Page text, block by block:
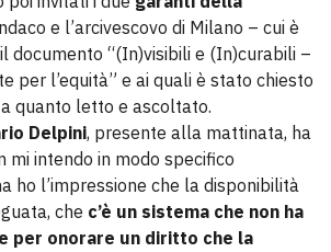
e l’arcivescovo di Milano – cui è
documento “(In)visibili e (In)curabili –
per l’equità” e ai quali è stato chiesto
quanto letto e ascoltato.
Delpini, presente alla mattinata, ha
mi intendo in modo specifico
ho l’impressione che la disponibilità
che c’è un sistema che non ha
per onorare un diritto che la